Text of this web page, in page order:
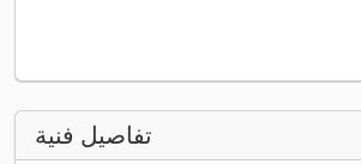
تفاصيل فنية